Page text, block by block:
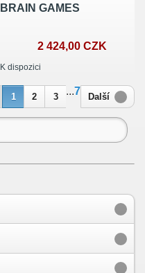
BRAIN GAMES
2 424,00 CZK
K dispozici
1 2 3
...7
Další